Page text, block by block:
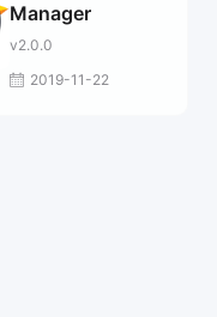
Manager
v2.0.0
2019-11-22